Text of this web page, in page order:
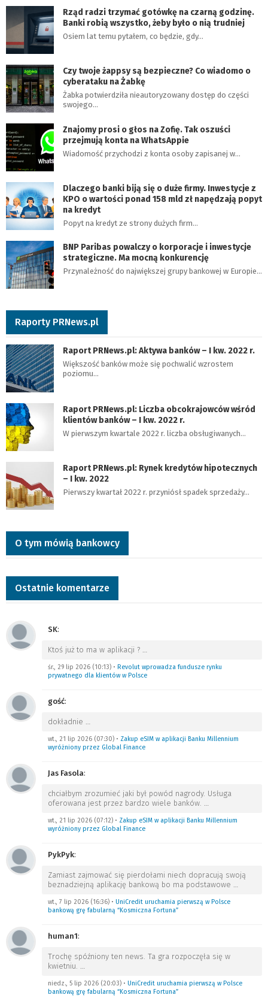
Rząd radzi trzymać gotówkę na czarną godzinę.
Banki robią wszystko, żeby było o nią trudniej
Osiem lat temu pytałem, co będzie, gdy…
Czy twoje żappsy są bezpieczne? Co wiadomo o
cyberataku na Żabkę
Żabka potwierdziła nieautoryzowany dostęp do części
swojego…
Znajomy prosi o głos na Zofię. Tak oszuści
przejmują konta na WhatsAppie
Wiadomość przychodzi z konta osoby zapisanej w…
Dlaczego banki biją się o duże firmy. Inwestycje z
KPO o wartości ponad 158 mld zł napędzają popyt
na kredyt
Popyt na kredyt ze strony dużych firm…
BNP Paribas powalczy o korporacje i inwestycje
strategiczne. Ma mocną konkurencję
Przynależność do największej grupy bankowej w Europie…
Raporty PRNews.pl
Raport PRNews.pl: Aktywa banków – I kw. 2022 r.
Większość banków może się pochwalić wzrostem
poziomu…
Raport PRNews.pl: Liczba obcokrajowców wśród
klientów banków – I kw. 2022 r.
W pierwszym kwartale 2022 r. liczba obsługiwanych…
Raport PRNews.pl: Rynek kredytów hipotecznych
– I kw. 2022
Pierwszy kwartał 2022 r. przyniósł spadek sprzedaży…
O tym mówią bankowcy
Ostatnie komentarze
SK:
Ktoś już to ma w aplikacji ? …
śr., 29 lip 2026 (10:13) • Revolut wprowadza fundusze rynku
prywatnego dla klientów w Polsce
gość:
dokładnie …
wt., 21 lip 2026 (07:30) • Zakup eSIM w aplikacji Banku Millennium
wyróżniony przez Global Finance
Jas Fasola:
chciałbym zrozumieć jaki był powód nagrody. Usługa
oferowana jest przez bardzo wiele banków. …
wt., 21 lip 2026 (07:12) • Zakup eSIM w aplikacji Banku Millennium
wyróżniony przez Global Finance
PykPyk:
Zamiast zajmować się pierdołami niech dopracują swoją
beznadziejną aplikację bankową bo ma podstawowe …
wt., 7 lip 2026 (16:36) • UniCredit uruchamia pierwszą w Polsce
bankową grę fabularną “Kosmiczna Fortuna”
human1:
Trochę spóźniony ten news. Ta gra rozpoczęła się w
kwietniu. …
niedz., 5 lip 2026 (20:03) • UniCredit uruchamia pierwszą w Polsce
bankową grę fabularną “Kosmiczna Fortuna”